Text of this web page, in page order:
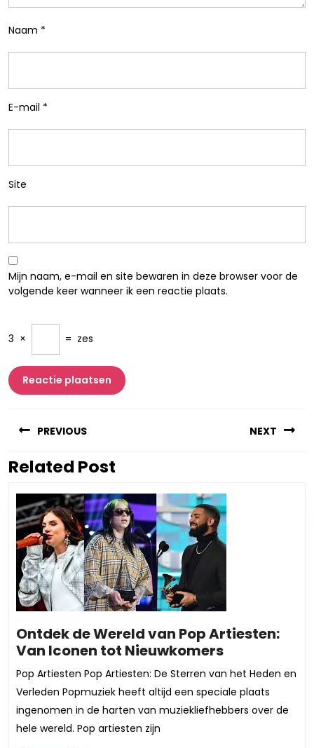
Naam *
E-mail *
Site
Mijn naam, e-mail en site bewaren in deze browser voor de
volgende keer wanneer ik een reactie plaats.
3 × = zes
PREVIOUS
Vorig
NEXT
Related Post
Ontdek de Wereld van Pop Artiesten:
Van Iconen tot NieuwkomersOntdek
de
Wereld
van
Pop
Pop Artiesten Pop Artiesten: De Sterren van het Heden en
Verleden Popmuziek heeft altijd een speciale plaats
ingenomen in de harten van muziekliefhebbers over de
hele wereld. Pop artiesten zijn